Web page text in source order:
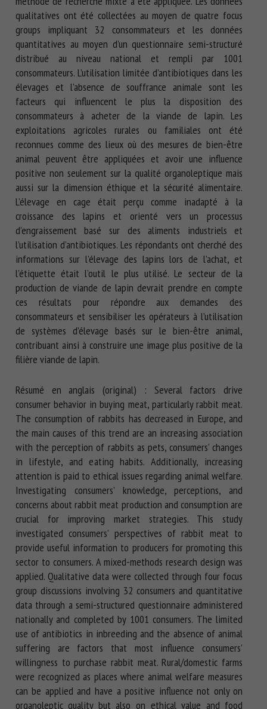
qualitatives ont été collectées au moyen de quatre focus
groups impliquant 32 consommateurs et les données
quantitatives au moyen d’un questionnaire semi-structuré
distribué au niveau national et rempli par 1001
consommateurs. L’utilisation limitée d’antibiotiques dans les
élevages et l’absence de souffrance animale sont les
facteurs qui influencent le plus la disposition des
consommateurs à acheter de la viande de lapin. Les
exploitations agricoles rurales ou familiales ont été
reconnues comme des lieux où des mesures de bien-être
animal peuvent être appliquées et avoir une influence
positive non seulement sur la qualité organoleptique mais
aussi sur la dimension éthique et la sécurité alimentaire.
L’élevage en cage était perçu comme inadapté à la
croissance des lapins et orienté vers un processus
d’engraissement basé sur des aliments industriels et
l’utilisation d’antibiotiques. Les répondants ont cherché des
informations sur l’élevage des lapins lors de l’achat, et
l’étiquette était l’outil le plus utilisé. Le secteur de la
production de viande de lapin devrait prendre en compte
ces résultats pour répondre aux demandes des
consommateurs et sensibiliser les opérateurs à l’utilisation
de systèmes d’élevage basés sur le bien-être animal,
contribuant ainsi à construire une image plus positive de la
filière viande de lapin.
Résumé en anglais (original) : Several factors drive
consumer behavior in buying meat, particularly rabbit meat.
The consumption of rabbits has decreased in Europe, and
the main causes of this trend are an increasing association
with the perception of rabbits as pets, consumers’ changes
in lifestyle, and eating habits. Additionally, increasing
attention is paid to ethical issues regarding animal welfare.
Investigating consumers’ knowledge, perceptions, and
concerns about rabbit meat production and consumption are
crucial for improving market strategies. This study
investigated consumers’ perspectives of rabbit meat to
provide useful information to producers for promoting this
sector to consumers. A mixed-methods research design was
applied. Qualitative data were collected through four focus
group discussions involving 32 consumers and quantitative
data through a semi-structured questionnaire administered
nationally and completed by 1001 consumers. The limited
use of antibiotics in inbreeding and the absence of animal
suffering are factors that most influence consumers’
willingness to purchase rabbit meat. Rural/domestic farms
were recognized as places where animal welfare measures
can be applied and have a positive influence not only on
organoleptic quality but also on ethical value and food